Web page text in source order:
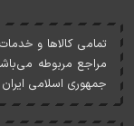
تمامی کالاها و
مراجع مربوطه
جمهوری اسلامی